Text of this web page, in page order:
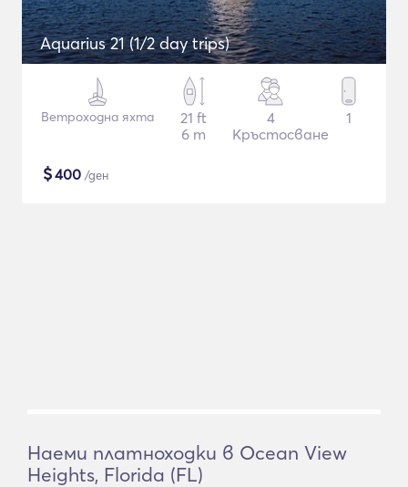
Aquarius 21 (1/2 day trips)
Ветроходна яхта
21 ft
6 m
4
Кръстосване
1
$400 /ден
Наеми платноходки в Ocean View
Heights, Florida (FL)